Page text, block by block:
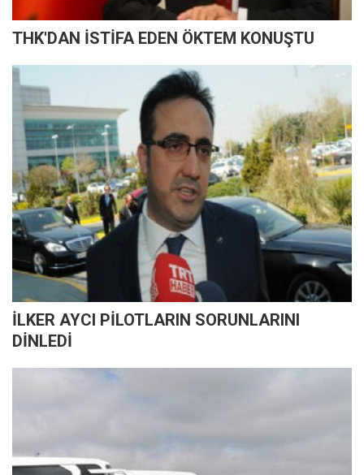
THK'DAN İSTİFA EDEN ÖKTEM KONUŞTU
İLKER AYCI PİLOTLARIN SORUNLARINI
DİNLEDİ